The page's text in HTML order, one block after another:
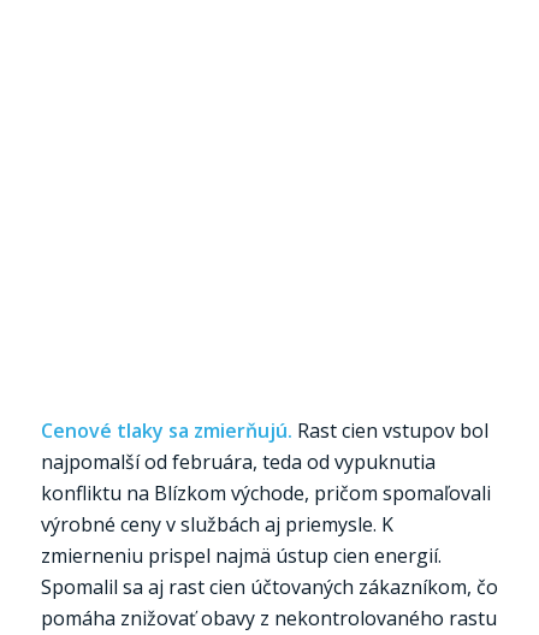
Cenové tlaky sa zmierňujú. Rast cien vstupov bol
najpomalší od februára, teda od vypuknutia
konfliktu na Blízkom východe, pričom spomaľovali
výrobné ceny v službách aj priemysle. K
zmierneniu prispel najmä ústup cien energií.
Spomalil sa aj rast cien účtovaných zákazníkom, čo
pomáha znižovať obavy z nekontrolovaného rastu